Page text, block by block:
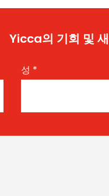
Yicca의 기회 및
성 *